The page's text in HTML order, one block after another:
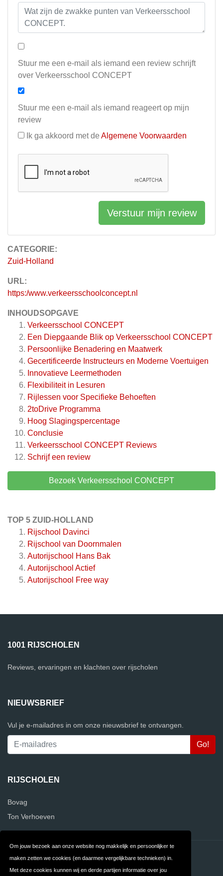
Om jouw bezoek aan onze website nog makkelijk en persoonlijker te
maken zetten we cookies (en daarmee vergelijkbare technieken) in.
Met deze cookies kunnen wij en derde partijen informatie over jou
CATEGORIE:
Zuid-Holland
URL:
https:/www.verkeersschoolconcept.nl
INHOUDSOPGAVE
Verkeersschool CONCEPT
Een Diepgaande Blik op Verkeersschool CONCEPT
Persoonlijke Benadering en Maatwerk
Gecertificeerde Instructeurs en Moderne Voertuigen
Innovatieve Leermethoden
Flexibiliteit in Lesuren
Rijlessen voor Specifieke Behoeften
2toDrive Programma
Hoog Slagingspercentage
Conclusie
Verkeersschool CONCEPT Reviews
Schrijf een review
Bezoek Verkeersschool CONCEPT
TOP 5 ZUID-HOLLAND
Rijschool Davinci
Rijschool van Doornmalen
Autorijschool Hans Bak
Autorijschool Actief
Autorijschool Free way
Stuur me een e-mail als iemand een review schrijft
over Verkeersschool CONCEPT
Stuur me een e-mail als iemand reageert op mijn
review
Ik ga akkoord met de Algemene Voorwaarden
Verstuur mijn review
1001 RIJSCHOLEN
Reviews, ervaringen en klachten over rijscholen
NIEUWSBRIEF
Vul je e-mailadres in om onze nieuwsbrief te ontvangen.
RIJSCHOLEN
Bovag
Ton Verhoeven
Contact Privacy
Algemene FAQ